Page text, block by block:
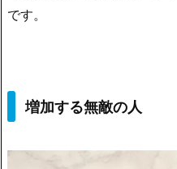
です。
増加する無敵の人